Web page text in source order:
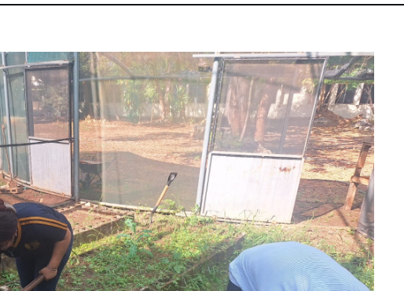
acciones sustentables en favor del medio